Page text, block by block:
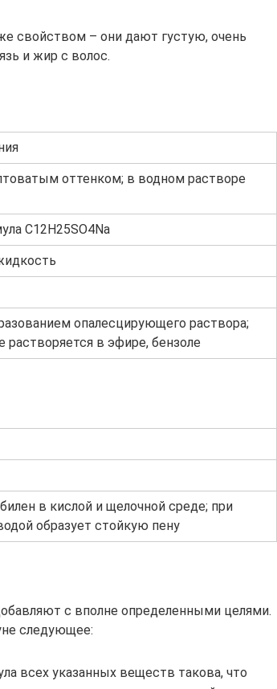
свойством – они дают густую, очень
и жир с волос.
оттенком; в водном растворе
C12H25SO4Na
опалесцирующего раствора;
растворяется в эфире, бензоле
в кислой и щелочной среде; при
образует стойкую пену
с вполне определенными целями.
следующее:
всех указанных веществ такова, что